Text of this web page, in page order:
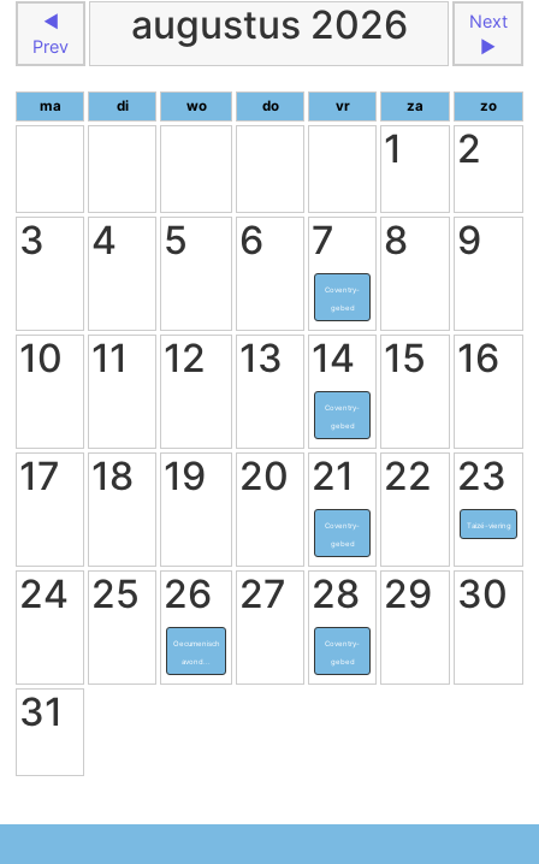
◄
Prev
augustus 2026
Next
►
ma di wo do vr za zo
1
2
3
4 5 6 7
Coventry-
gebed
8 9
10 11 12 13 14
Coventry-
gebed
15 16
17 18 19 20 21
Coventry-
gebed
22 23
Taizé-viering
24 25 26
Oecumenisch
avond...
27 28
Coventry-
gebed
29 30
31